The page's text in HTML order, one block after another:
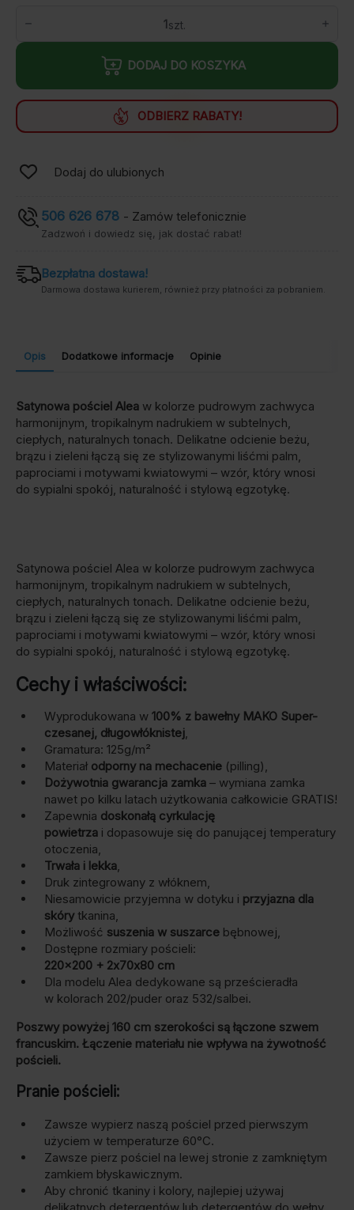
ilość
Pościel
Mako
7991/202
Alea
DODAJ DO KOSZYKA
ODBIERZ RABATY!
Dodaj do ulubionych
506 626 678 - Zamów telefonicznie
Zadzwoń i dowiedz się, jak dostać rabat!
Bezpłatna dostawa!
Darmowa dostawa kurierem, również przy płatności za pobraniem.
Opis Dodatkowe informacje Opinie
Satynowa pościel Alea w kolorze pudrowym zachwyca
harmonijnym, tropikalnym nadrukiem w subtelnych,
ciepłych, naturalnych tonach. Delikatne odcienie beżu,
brązu i zieleni łączą się ze stylizowanymi liśćmi palm,
paprociami i motywami kwiatowymi – wzór, który wnosi
do sypialni spokój, naturalność i stylową egzotykę.
Satynowa pościel Alea w kolorze pudrowym zachwyca
harmonijnym, tropikalnym nadrukiem w subtelnych,
ciepłych, naturalnych tonach. Delikatne odcienie beżu,
brązu i zieleni łączą się ze stylizowanymi liśćmi palm,
paprociami i motywami kwiatowymi – wzór, który wnosi
do sypialni spokój, naturalność i stylową egzotykę.
Cechy i właściwości:
Wyprodukowana w 100% z bawełny MAKO Super-
czesanej, długowłóknistej,
Gramatura: 125g/m²
Materiał odporny na mechacenie (pilling),
Dożywotnia gwarancja zamka – wymiana zamka
nawet po kilku latach użytkowania całkowicie GRATIS!
Zapewnia doskonałą cyrkulację
powietrza i dopasowuje się do panującej temperatury
otoczenia,
Trwała i lekka,
Druk zintegrowany z włóknem,
Niesamowicie przyjemna w dotyku i przyjazna dla
skóry tkanina,
Możliwość suszenia w suszarce bębnowej,
Dostępne rozmiary pościeli:
220×200 + 2x70x80 cm
Dla modelu Alea dedykowane są prześcieradła
w kolorach 202/puder oraz 532/salbei.
Poszwy powyżej 160 cm szerokości są łączone szwem
francuskim. Łączenie materiału nie wpływa na żywotność
pościeli.
Pranie pościeli:
Zawsze wypierz naszą pościel przed pierwszym
użyciem w temperaturze 60°C.
Zawsze pierz pościel na lewej stronie z zamkniętym
zamkiem błyskawicznym.
Aby chronić tkaniny i kolory, najlepiej używaj